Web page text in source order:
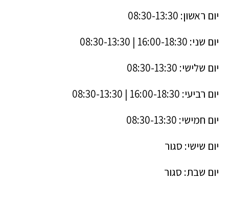
יום ראשון: 08:30-13:30
יום שני: 16:00-18:30 | 08:30-13:30
יום שלישי: 08:30-13:30
יום רביעי: 16:00-18:30 | 08:30-13:30
יום חמישי: 08:30-13:30
יום שישי: סגור
יום שבת: סגור